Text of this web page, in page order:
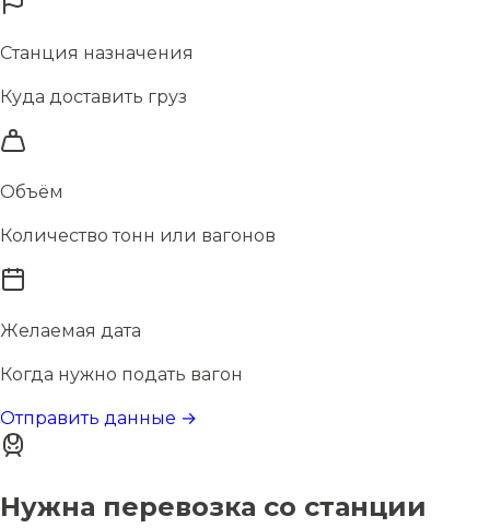
Станция назначения
Куда доставить груз
Объём
Количество тонн или вагонов
Желаемая дата
Когда нужно подать вагон
Отправить данные →
Нужна перевозка со станции